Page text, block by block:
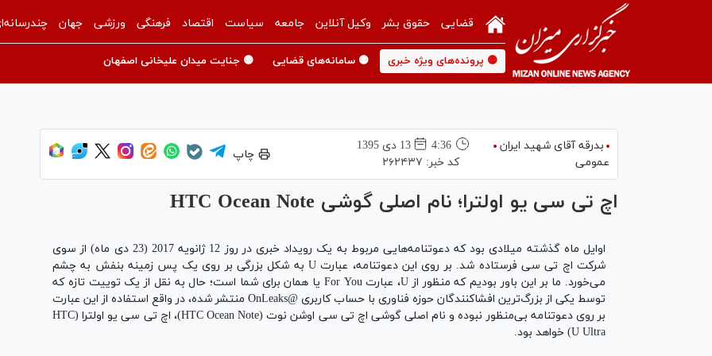
قضایی حقوق بشر وکیل آنلاین جامعه سیاست اقتصاد فرهنگی ورزشی جهان
🟡 پرونده‌های ویژه خبری 🟡 سامانه‌های قضایی 🟡 جنایت میدان علیخانی اصفهان
بدرقه آقای شهید ایران
عمومی
4:36
13 دی 1395
کد خبر: ۲۶۲۴۳۷
چاپ
اچ تی سی یو اولترا؛ نام اصلی گوشی HTC Ocean Note
اوایل ماه گذشته میلادی بود که دعوتنامه‌هایی مربوط به یک رویداد خبری در روز 12 ژانویه 2017 (23 دی ماه) از سوی
شرکت اچ تی سی فرستاده شد. بر روی این دعوتنامه، عبارت U به شکل بزرگی بر روی یک پس زمینه بنفش به چشم
می‌خورد. ما بر این باور بودیم که منظور از U، عبارت For You یا همان برای شما است؛ حال به نقل از یک توییت تازه که
توسط یکی از بزرگ‌ترین افشاکنندگان حوزه فناوری با حساب کاربری @OnLeaks منتشر شده، در واقع استفاده از این عبارت
بر روی دعوتنامه بی‌منظور نبوده و نام اصلی گوشی اچ تی سی اوشن نوت (HTC Ocean Note)، اچ تی سی یو اولترا (HTC
U Ultra) خواهد بود.